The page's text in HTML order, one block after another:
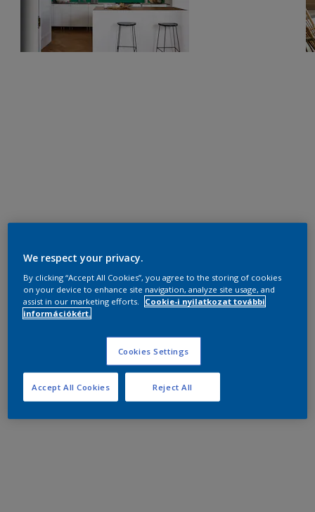
We respect your privacy.
By clicking “Accept All Cookies”, you agree to the storing of cookies
on your device to enhance site navigation, analyze site usage, and
assist in our marketing efforts.
Cookie-i nyilatkozat további
információkért.
Cookies Settings
Reject All
Accept All Cookies